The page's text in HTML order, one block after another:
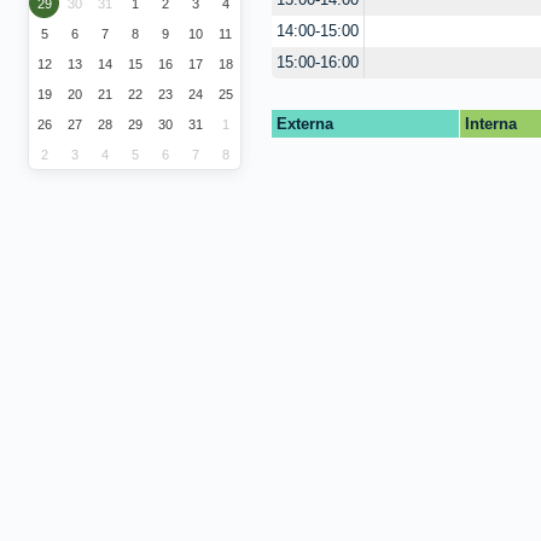
29 30 31 1 2 3 4
5 6 7 8 9 10 11
12 13 14 15 16 17 18
19 20 21 22 23 24 25
26 27 28 29 30 31 1
2 3 4 5 6 7 8
14:00-15:00
15:00-16:00
Externa Interna